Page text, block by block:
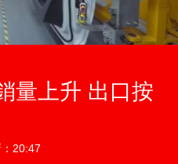
量上升 出口按
20:47